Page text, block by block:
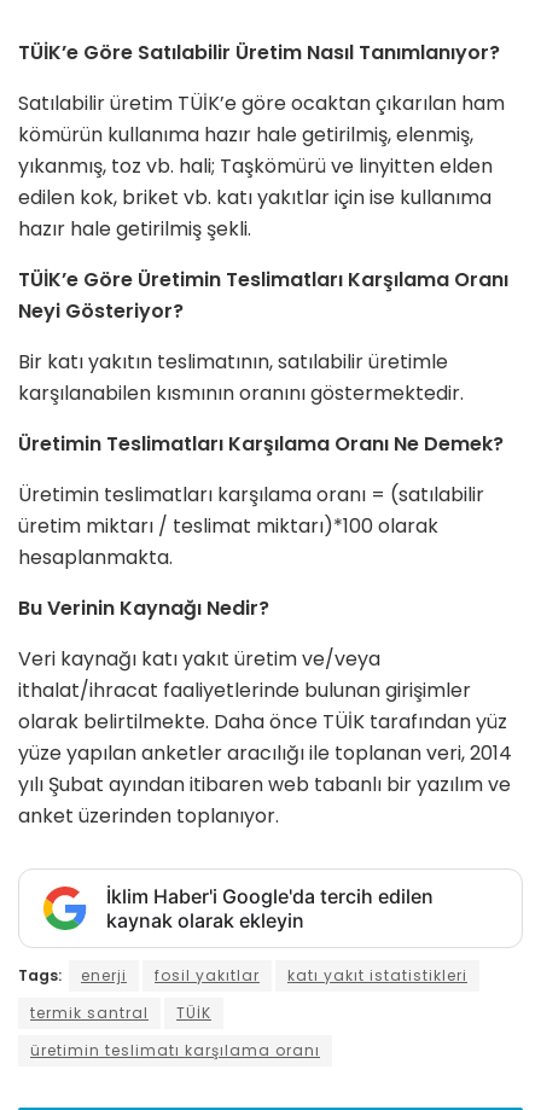
TÜİK’e Göre Satılabilir Üretim Nasıl Tanımlanıyor?
Satılabilir üretim TÜİK’e göre ocaktan çıkarılan ham
kömürün kullanıma hazır hale getirilmiş, elenmiş,
yıkanmış, toz vb. hali; Taşkömürü ve linyitten elden
edilen kok, briket vb. katı yakıtlar için ise kullanıma
hazır hale getirilmiş şekli.
TÜİK’e Göre Üretimin Teslimatları Karşılama Oranı
Neyi Gösteriyor?
Bir katı yakıtın teslimatının, satılabilir üretimle
karşılanabilen kısmının oranını göstermektedir.
Üretimin Teslimatları Karşılama Oranı Ne Demek?
Üretimin teslimatları karşılama oranı = (satılabilir
üretim miktarı / teslimat miktarı)*100 olarak
hesaplanmakta.
Bu Verinin Kaynağı Nedir?
Veri kaynağı katı yakıt üretim ve/veya
ithalat/ihracat faaliyetlerinde bulunan girişimler
olarak belirtilmekte. Daha önce TÜİK tarafından yüz
yüze yapılan anketler aracılığı ile toplanan veri, 2014
yılı Şubat ayından itibaren web tabanlı bir yazılım ve
anket üzerinden toplanıyor.
İklim Haber'i Google'da tercih edilen
kaynak olarak ekleyin
Tags: enerji fosil yakıtlar
katı yakıt istatistikleri
termik santral
TÜİK
üretimin teslimatı karşılama oranı